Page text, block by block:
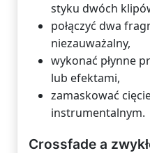
styku dwóch
połączyć dwa
niezauważalny,
wykonać płynne
lub efektami,
zamaskować
instrumentalnym.
Crossfade a